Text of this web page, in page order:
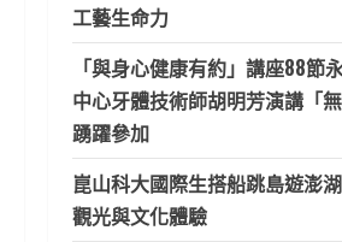
工藝生命力
「與身心健康有約」講座88節
中心牙體技術師胡明芳演講「
踴躍參加
崑山科大國際生搭船跳島遊澎
觀光與文化體驗